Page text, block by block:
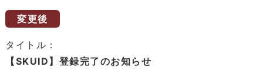
変更後
タイトル：
【SKUID】登録完了のお知らせ